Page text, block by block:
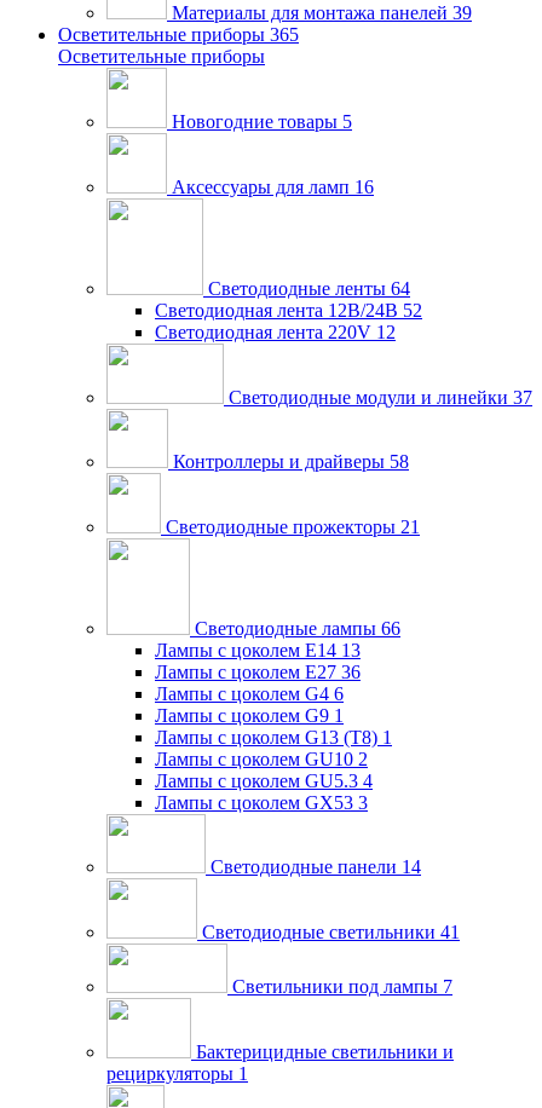
Материалы для монтажа панелей 39
Осветительные приборы 365
Осветительные приборы
Новогодние товары 5
Аксессуары для ламп 16
Светодиодные ленты 64
Светодиодная лента 12В/24В 52
Светодиодная лента 220V 12
Светодиодные модули и линейки 37
Контроллеры и драйверы 58
Светодиодные прожекторы 21
Светодиодные лампы 66
Лампы с цоколем E14 13
Лампы с цоколем E27 36
Лампы с цоколем G4 6
Лампы с цоколем G9 1
Лампы с цоколем G13 (Т8) 1
Лампы с цоколем GU10 2
Лампы с цоколем GU5.3 4
Лампы с цоколем GX53 3
Светодиодные панели 14
Светодиодные светильники 41
Светильники под лампы 7
Бактерицидные светильники и
рециркуляторы 1